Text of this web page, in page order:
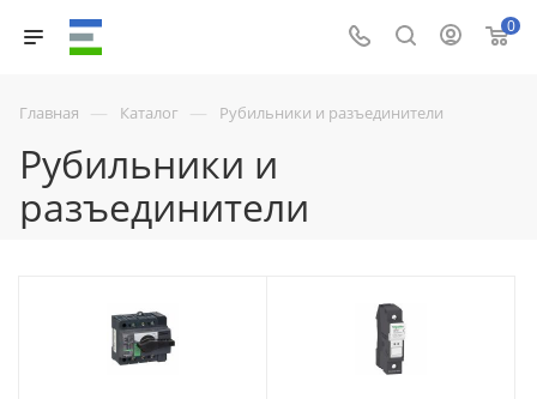
0
Главная — Каталог — Рубильники и разъединители
Рубильники и
разъединители